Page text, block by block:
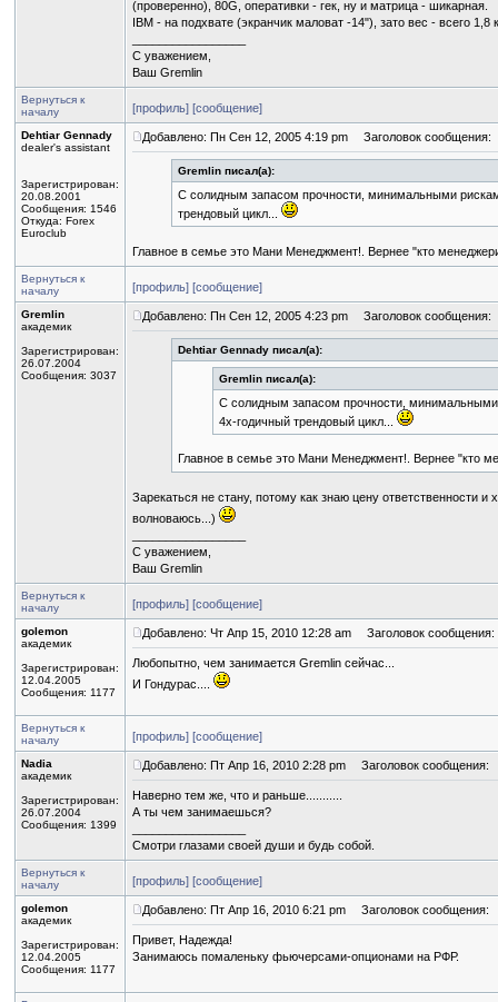
(проверенно), 80G, оперативки - гек, ну и матрица - шикарная.
IBM - на подхвате (экранчик маловат -14"), зато вес - всего 1,8
С уважением,
Ваш Gremlin
Вернуться к
началу
[профиль] [сообщение]
Dehtiar Gennady
dealer's assistant
Зарегистрирован:
20.08.2001
Сообщения: 1546
Откуда: Forex
Euroclub
Добавлено: Пн Сен 12, 2005 4:19 pm Заголовок сообщения:
Gremlin писал(а):
С солидным запасом прочности, минимальными
трендовый цикл...
Главное в семье это Мани Менеджмент!. Вернее "кто
Вернуться к
началу
[профиль] [сообщение]
Gremlin
академик
Зарегистрирован:
26.07.2004
Сообщения: 3037
Добавлено: Пн Сен 12, 2005 4:23 pm Заголовок сообщения:
Dehtiar Gennady писал(а):
Gremlin писал(а):
С солидным запасом прочности,
4х-годичный трендовый цикл...
Главное в семье это Мани Менеджмент!. Вернее "кто
Зарекаться не стану, потому как знаю цену ответственности
волноваюсь...)
С уважением,
Ваш Gremlin
Вернуться к
началу
[профиль] [сообщение]
golemon
академик
Зарегистрирован:
12.04.2005
Сообщения: 1177
Добавлено: Чт Апр 15, 2010 12:28 am Заголовок сообщения:
Любопытно, чем занимается Gremlin сейчас...
И Гондурас....
Вернуться к
началу
[профиль] [сообщение]
Nadia
академик
Зарегистрирован:
26.07.2004
Сообщения: 1399
Добавлено: Пт Апр 16, 2010 2:28 pm Заголовок сообщения:
Наверно тем же, что и раньше...........
А ты чем занимаешься?
Смотри глазами своей души и будь собой.
Вернуться к
началу
[профиль] [сообщение]
golemon
академик
Зарегистрирован:
12.04.2005
Сообщения: 1177
Добавлено: Пт Апр 16, 2010 6:21 pm Заголовок сообщения:
Привет, Надежда!
Занимаюсь помаленьку фьючерсами-опционами на РФР.